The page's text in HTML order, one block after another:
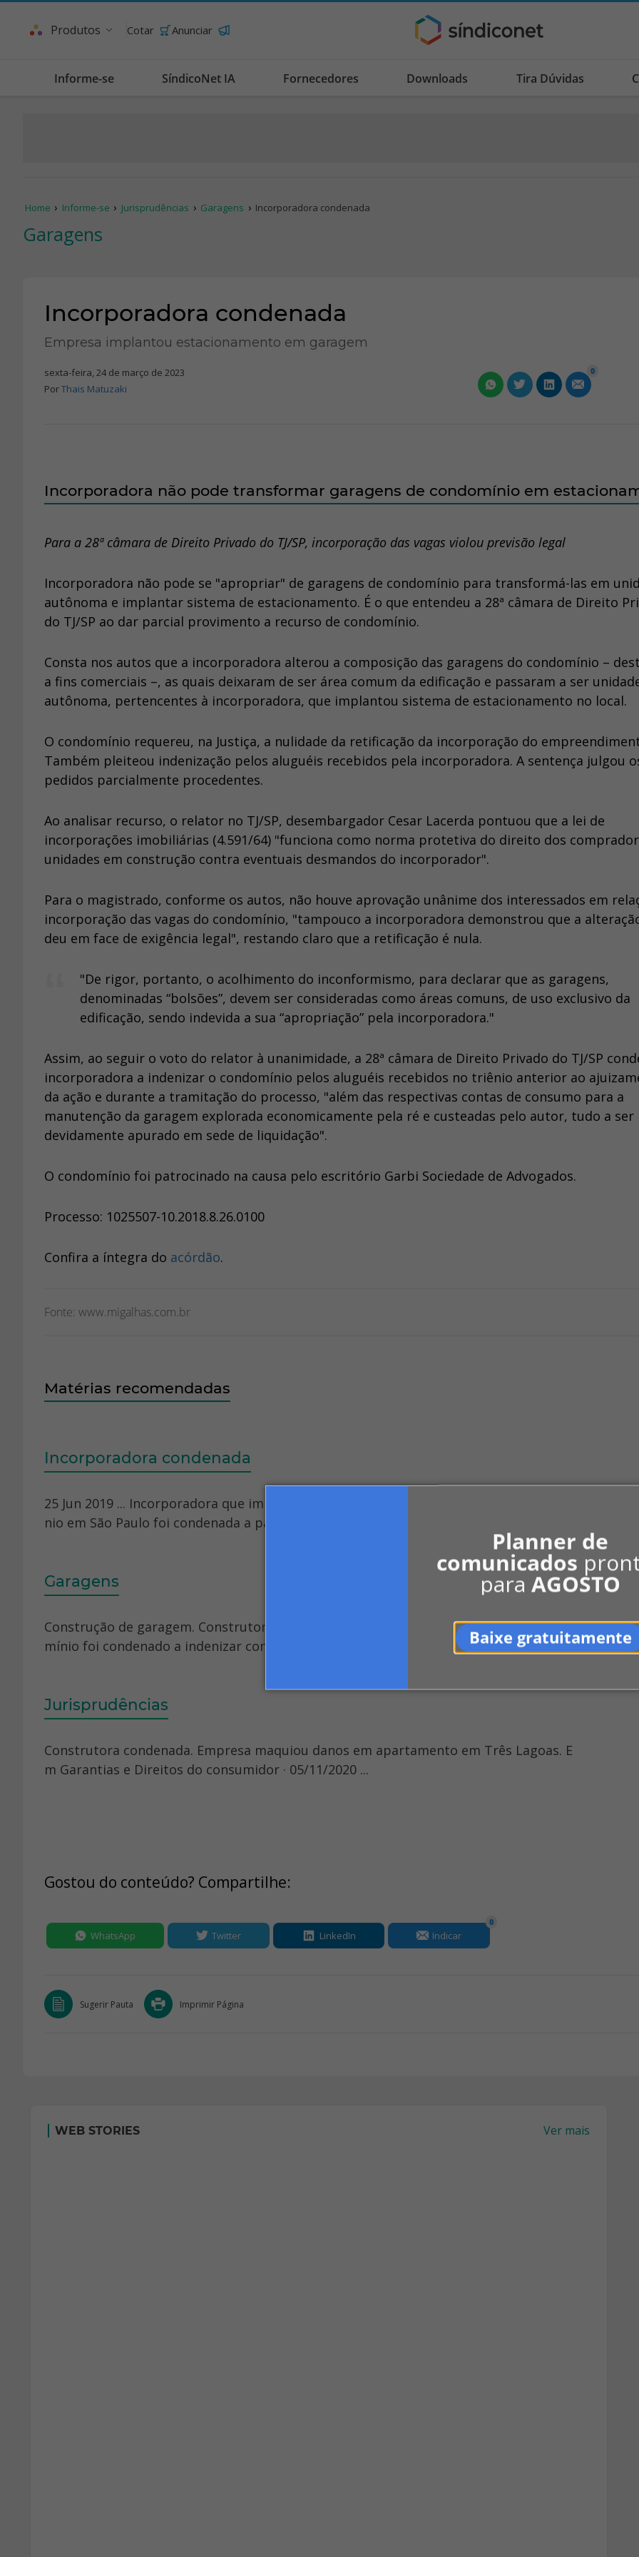
Planner de
comunicados
paraAGOSTO
Baixe gratuitamente
Produtos Cotar Anunciar
Informe-se SíndicoNet IA Fornecedores Downloads Tira Dúvidas
Home Informe-se Jurisprudências Garagens Incorporadora condenada
Garagens
Incorporadora condenada
Empresa implantou estacionamento em garagem
sexta-feira, 24 de março de 2023
PorThais Matuzaki
0
Incorporadora não pode transformar garagens de condomínio em
Para a 28ª câmara de Direito Privado do TJ/SP, incorporação das vagas violou previsão legal
Incorporadora não pode se "apropriar" de garagens de condomínio para transformá-las em
autônoma e implantar sistema de estacionamento. É o que entendeu a 28ª câmara de Direito
do TJ/SP ao dar parcial provimento a recurso de condomínio.
Consta nos autos que a incorporadora alterou a composição das garagens do condomínio –
a fins comerciais –, as quais deixaram de ser área comum da edificação e passaram a ser
autônoma, pertencentes à incorporadora, que implantou sistema de estacionamento no local.
O condomínio requereu, na Justiça, a nulidade da retificação da incorporação do
Também pleiteou indenização pelos aluguéis recebidos pela incorporadora. A sentença julgou
pedidos parcialmente procedentes.
Ao analisar recurso, o relator no TJ/SP, desembargador Cesar Lacerda pontuou que a lei de
incorporações imobiliárias (4.591/64) "funciona como norma protetiva do direito dos
unidades em construção contra eventuais desmandos do incorporador".
Para o magistrado, conforme os autos, não houve aprovação unânime dos interessados em
incorporação das vagas do condomínio, "tampouco a incorporadora demonstrou que a
deu em face de exigência legal", restando claro que a retificação é nula.
"De rigor, portanto, o acolhimento do inconformismo, para declarar que as garagens,
denominadas “bolsões”, devem ser consideradas como áreas comuns, de uso exclusivo da
edificação, sendo indevida a sua “apropriação” pela incorporadora."
Assim, ao seguir o voto do relator à unanimidade, a 28ª câmara de Direito Privado do TJ/SP
incorporadora a indenizar o condomínio pelos aluguéis recebidos no triênio anterior ao
da ação e durante a tramitação do processo, "além das respectivas contas de consumo para a
manutenção da garagem explorada economicamente pela ré e custeadas pelo autor, tudo a ser
devidamente apurado em sede de liquidação".
O condomínio foi patrocinado na causa pelo escritório Garbi Sociedade de Advogados.
Processo: 1025507-10.2018.8.26.0100
Confira a íntegra do acórdão.
Fonte: www.migalhas.com.br
Matérias recomendadas
Incorporadora condenada
25 Jun 2019 ... Incorporadora que implantou estacionamento em garagem de condomí
nio em São Paulo foi condenada a pagar indenização.
Garagens
Construção de garagem. Construtora da PB é condenada por vagas pequenas ... Condo
mínio foi condenado a indenizar condômino por danos em um veículo.
Jurisprudências
Construtora condenada. Empresa maquiou danos em apartamento em Três Lagoas. E
m Garantias e Direitos do consumidor · 05/11/2020 ...
Gostou do conteúdo? Compartilhe:
WhatsApp Twitter LinkedIn Indicar
0
Sugerir Pauta Imprimir Página
WEB STORIES Ver mais